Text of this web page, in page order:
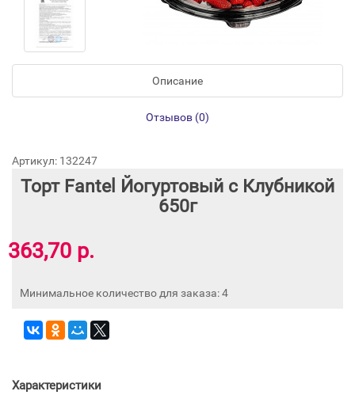
Описание
Отзывов (0)
Артикул: 132247
Торт Fantel Йогуртовый с Клубникой
650г
363,70 р.
Минимальное количество для заказа: 4
Характеристики